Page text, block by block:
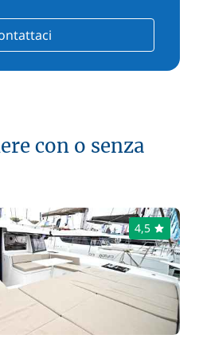
con o senza
4,5